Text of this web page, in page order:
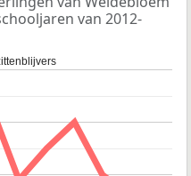
van 2012-